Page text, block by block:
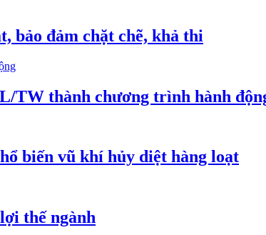
bảo đảm chặt chẽ, khả thi
TW thành chương trình hành
biến vũ khí hủy diệt hàng loạt
thế ngành